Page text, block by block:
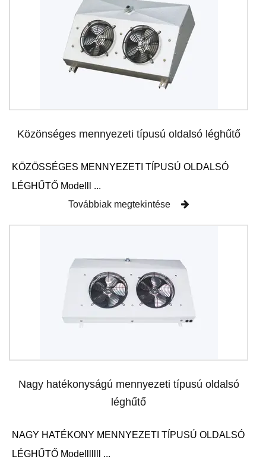
Közönséges mennyezeti típusú oldalsó léghűtő
KÖZÖSSÉGES MENNYEZETI TÍPUSÚ OLDALSÓ
LÉGHŰTŐ Modelll ...
Továbbiak megtekintése
Nagy hatékonyságú mennyezeti típusú oldalsó
léghűtő
NAGY HATÉKONY MENNYEZETI TÍPUSÚ OLDALSÓ
LÉGHŰTŐ Modelllllll ...